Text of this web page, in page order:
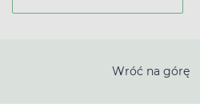
Wróć na górę